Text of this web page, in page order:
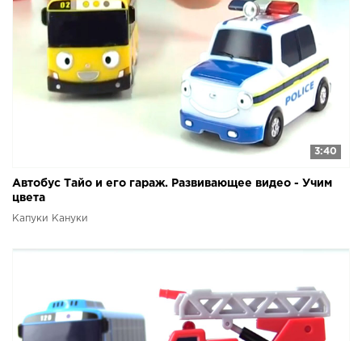
3:40
Автобус Тайо и его гараж. Развивающее видео - Учим
цвета
Капуки Кануки